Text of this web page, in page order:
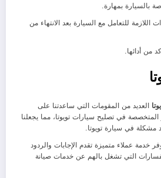
بالسيارة بمهارة.
اللازمة للتعامل مع السيارة بعد الانتهاء من
من أدائها.
العديد من المقومات التي ساعدتنا على
في تصليح سيارات تويوتا، مما يجعلنا
مشكلة في سيارة تويوتا.
خدمة عملاء متميزة تقدم الإجابات والردود
التي تشغل بالهم عن خدمات صيانة